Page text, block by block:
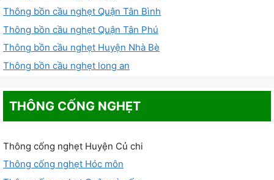
Thông bồn cầu nghẹt Quận Tân Bình
Thông bồn cầu nghẹt Quận Tân Phú
Thông bồn cầu nghẹt Huyện Nhà Bè
Thông bồn cầu nghẹt long an
THÔNG CỐNG NGHẸT
Thông cống nghẹt Huyện Củ chi
Thông cống nghẹt Hóc môn